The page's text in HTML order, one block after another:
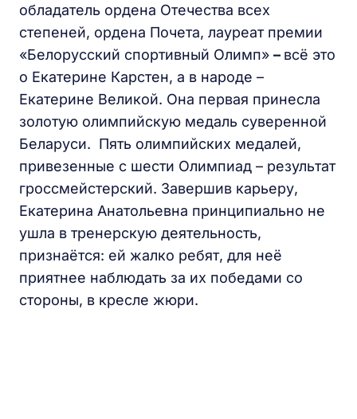
обладатель ордена Отечества всех
степеней, ордена Почета, лауреат премии
«Белорусский спортивный Олимп» – всё это
о Екатерине Карстен, а в народе –
Екатерине Великой. Она первая принесла
золотую олимпийскую медаль суверенной
Беларуси. Пять олимпийских медалей,
привезенные с шести Олимпиад – результат
гроссмейстерский. Завершив карьеру,
Екатерина Анатольевна принципиально не
ушла в тренерскую деятельность,
признаётся: ей жалко ребят, для неё
приятнее наблюдать за их победами со
стороны, в кресле жюри.